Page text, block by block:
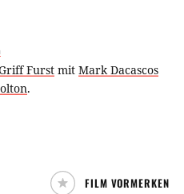
Furst mit Mark Dacascos
.
FILM VORMERKEN